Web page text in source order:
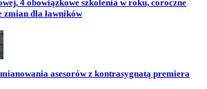
4 obowiązkowe szkolenia w roku, coroczne
zmian dla ławników
asesorów z kontrasygnatą premiera